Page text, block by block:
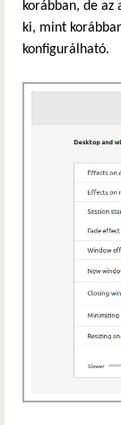
korábban, de az
ki, mint
konfigurálható.